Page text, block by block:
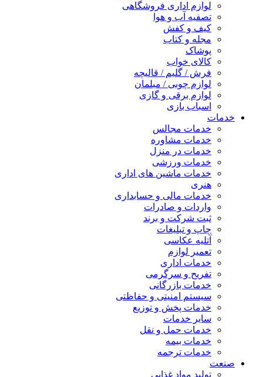
لوازم اداری فروشگاهی
تصفیه آب و هوا
کیف و کفش
مجله و کتاب
پوشاک
کالای خواب
فرش / گلیم / قالیچه
لوازم چوبی / مبلمان
لوازم برقی و گازی
اسباب بازی
خدمات
خدمات مجالس
خدمات مشاوره
خدمات در منزل
خدمات ورزشی
خدمات ماشین های اداری
هنری
خدمات مالی و حسابداری
واردات و صادرات
ثبت شرکت و برند
چاپ و تبلیغات
آتلیه عکاسی
تعمیر لوازم
خدمات اداری
تفریح و سرگرمی
خدمات بازرگانی
سیستم امنیتی و حفاظتی
خدمات پخش و توزیع
سایر خدمات
خدمات حمل و نقل
خدمات بیمه
خدمات ترجمه
صنعت
تولید مواد غذایی